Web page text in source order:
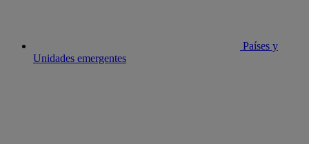
Países y
Unidades emergentes